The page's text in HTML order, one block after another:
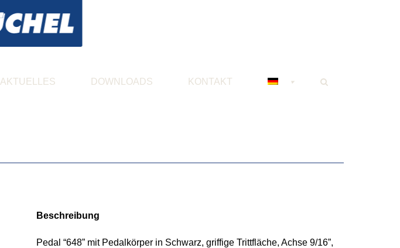
AKTUELLES DOWNLOADS KONTAKT
Beschreibung
Pedal “648” mit Pedalkörper in Schwarz, griffige Trittfläche, Achse 9/16”,